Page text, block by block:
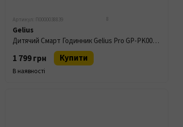
Артикул: П0000038839 8
Gelius
Дитячий Смарт Годинник Gelius Pro GP-PK007 Pink
1 799 грн Купити
В наявності